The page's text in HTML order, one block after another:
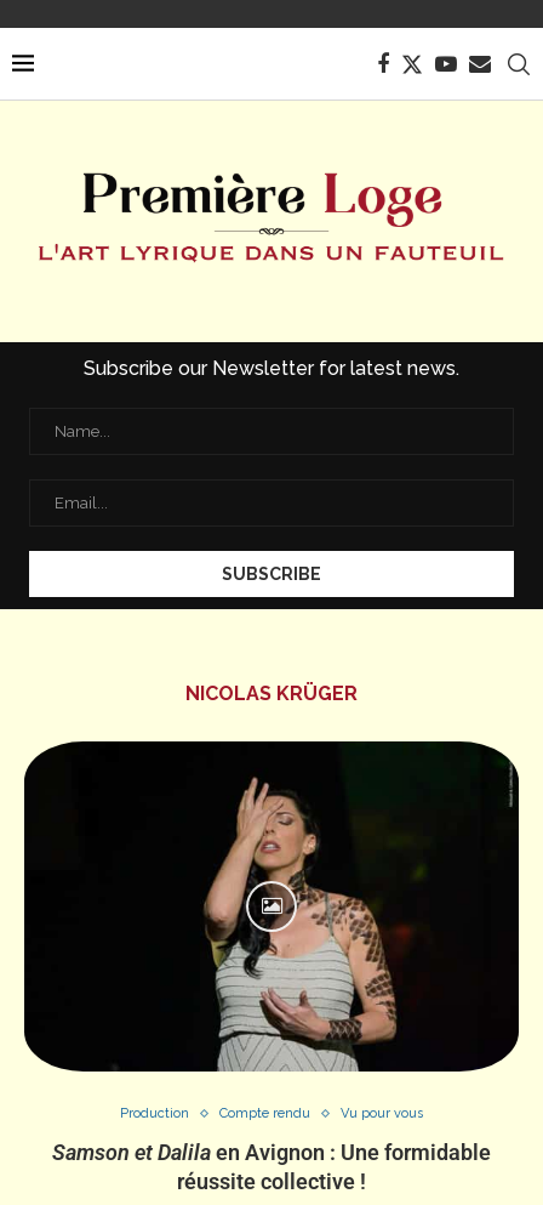
Subscribe our Newsletter for latest news.
NICOLAS KRÜGER
Production Compte rendu Vu pour vous
Samson et Dalilaen Avignon : Une formidable
réussite collective !